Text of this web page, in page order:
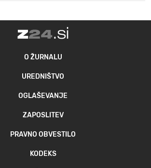
O ŽURNALU
UREDNIŠTVO
OGLAŠEVANJE
ZAPOSLITEV
PRAVNO OBVESTILO
KODEKS